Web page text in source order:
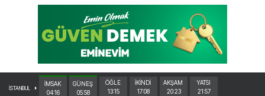
İSTANBUL
İMSAK
04:16
GÜNEŞ
05:58
ÖĞLE
13:15
İKİNDİ
17:08
AKŞAM
20:23
YATSI
21:57